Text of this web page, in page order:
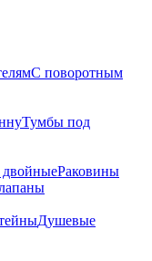
С поворотным
Тумбы под
Раковины
Душевые